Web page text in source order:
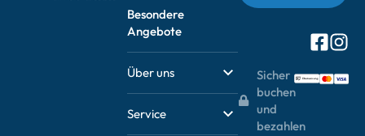
Besondere
Angebote
Über uns
Service
Sicher
buchen
und
bezahlen